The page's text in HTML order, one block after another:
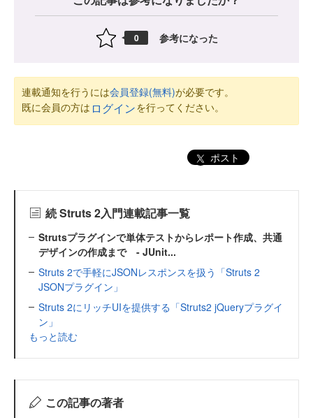
0 参考になった
連載通知を行うには会員登録(無料)が必要です。
既に会員の方は ログインを行ってください。
ポスト
続 Struts 2入門連載記事一覧
Strutsプラグインで単体テストからレポート作成、共通
デザインの作成まで - JUnit...
Struts 2で手軽にJSONレスポンスを扱う「Struts 2
JSONプラグイン」
Struts 2にリッチUIを提供する「Struts2 jQueryプラグイ
ン」
もっと読む
この記事の著者